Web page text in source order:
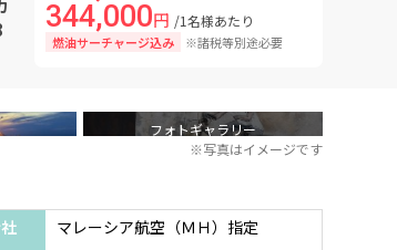
344,000円 /1名様あたり
燃油サーチャージ込み ※諸税等別途必要
フォトギャラリー
※写真はイメージです
マレーシア航空（ＭＨ）指定